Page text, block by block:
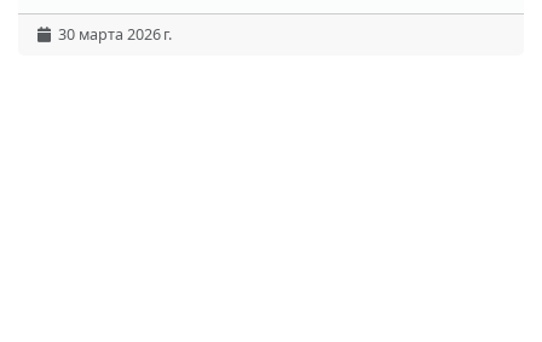
30 марта 2026 г.